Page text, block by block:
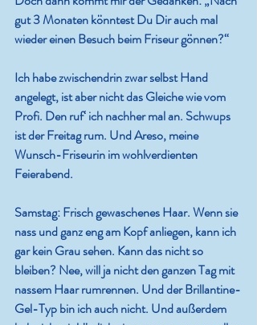
gut 3 Monaten könntest Du Dir auch mal
wieder einen Besuch beim Friseur gönnen?“
Ich habe zwischendrin zwar selbst Hand
angelegt, ist aber nicht das Gleiche wie vom
Profi. Den ruf‘ ich nachher mal an. Schwups
ist der Freitag rum. Und Areso, meine
Wunsch-Friseurin im wohlverdienten
Feierabend.
Samstag: Frisch gewaschenes Haar. Wenn sie
nass und ganz eng am Kopf anliegen, kann ich
gar kein Grau sehen. Kann das nicht so
bleiben? Nee, will ja nicht den ganzen Tag mit
nassem Haar rumrennen. Und der Brillantine-
Gel-Typ bin ich auch nicht. Und außerdem